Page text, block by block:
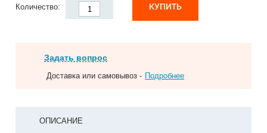
Количество: КУПИТЬ
Задать вопрос
Доставка или самовывоз - Подробнее
ОПИСАНИЕ